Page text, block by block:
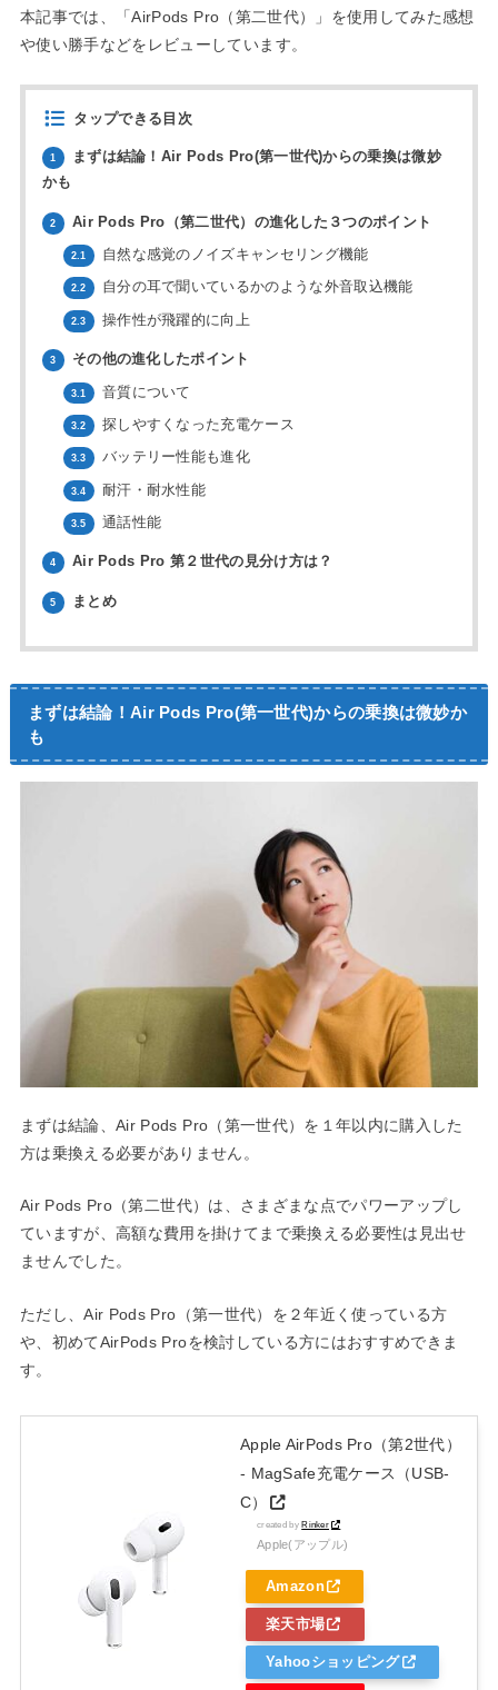
本記事では、「AirPods Pro（第二世代）」を使用してみた感想
や使い勝手などをレビューしています。
タップできる目次
1
まずは結論！Air Pods Pro(第一世代)からの乗換は微妙
かも
2 Air Pods Pro（第二世代）の進化した３つのポイント
2.1 自然な感覚のノイズキャンセリング機能
2.2 自分の耳で聞いているかのような外音取込機能
2.3 操作性が飛躍的に向上
3 その他の進化したポイント
3.1 音質について
3.2 探しやすくなった充電ケース
3.3 バッテリー性能も進化
3.4 耐汗・耐水性能
3.5 通話性能
4 Air Pods Pro 第２世代の見分け方は？
5 まとめ
まずは結論！Air Pods Pro(第一世代)からの乗換は微妙か
も
まずは結論、Air Pods Pro（第一世代）を１年以内に購入した
方は乗換える必要がありません。
Air Pods Pro（第二世代）は、さまざまな点でパワーアップし
ていますが、高額な費用を掛けてまで乗換える必要性は見出せ
ませんでした。
ただし、Air Pods Pro（第一世代）を２年近く使っている方
や、初めてAirPods Proを検討している方にはおすすめできま
す。
Apple AirPods Pro（第2世代）​​​​​​​
- MagSafe充電ケース（USB-
C）
created byRinker
Apple(アップル)
Amazon
楽天市場
Yahooショッピング